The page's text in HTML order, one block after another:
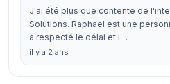
J'ai été plus que contente de
Solutions. Raphaël est une
a respecté le délai et l…
il y a 2 ans